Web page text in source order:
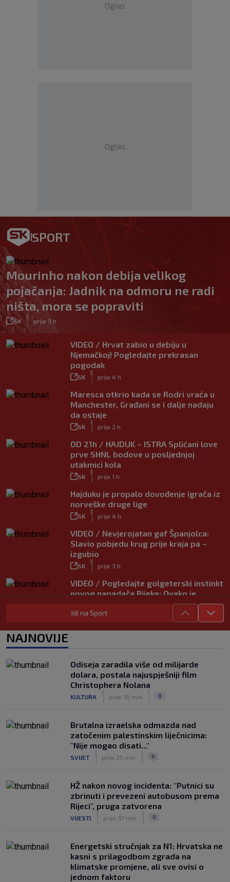
Oglas
Oglas
SPORT
Mourinho nakon debija velikog
pojačanja: Jadnik na odmoru ne radi
ništa, mora se popraviti
SK prije 3 h
VIDEO / Hrvat zabio u debiju u
Njemačkoj! Pogledajte prekrasan
pogodak
SK prije 4 h
Maresca otkrio kada se Rodri vraća u
Manchester, Građani se i dalje nadaju
da ostaje
SK prije 2 h
OD 21h / HAJDUK – ISTRA Splićani love
prve SHNL bodove u posljednjoj
utakmici kola
SK prije 1 h
Hajduku je propalo dovođenje igrača iz
norveške druge lige
SK prije 4 h
VIDEO / Nevjerojatan gaf Španjolca:
Slavio pobjedu krug prije kraja pa –
izgubio
SK prije 3 h
VIDEO / Pogledajte golgeterski instinkt
novog napadača Rijeke: Ovako je
SK
|
prije 6 h
Idi na Sport
NAJNOVIJE
Odiseja zaradila više od milijarde
dolara, postala najuspješniji film
Christophera Nolana
KULTURA prije 10 min 0
Brutalna izraelska odmazda nad
zatočenim palestinskim liječnicima:
"Nije mogao disati..."
SVIJET prije 25 min 0
HŽ nakon novog incidenta: "Putnici su
zbrinuti i prevezeni autobusom prema
Rijeci", pruga zatvorena
VIJESTI prije 37 min 0
Energetski stručnjak za N1: Hrvatska ne
kasni s prilagodbom zgrada na
klimatske promjene, ali sve ovisi o
jednom faktoru